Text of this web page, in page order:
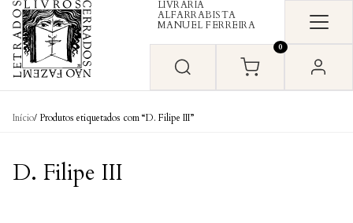
Skip to content
LIVRARIA
ALFARRABISTA
MANUEL FERREIRA
0
Início/ Produtos etiquetados com “D. Filipe III”
D. Filipe III